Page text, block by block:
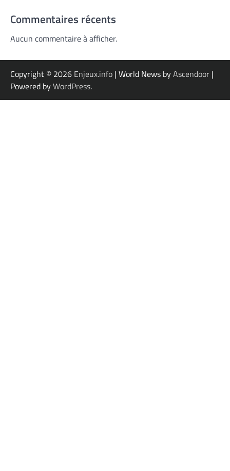
Commentaires récents
Aucun commentaire à afficher.
Copyright © 2026 Enjeux.info | World News byAscendoor |
Powered byWordPress.